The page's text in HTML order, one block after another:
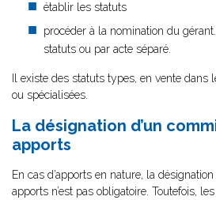
établir les statuts
procéder à la nomination du
statuts ou par acte séparé.
Il existe des statuts types, en vente
ou spécialisées.
La désignation d’un
apports
En cas d’apports en nature, la
apports n’est pas obligatoire. Toutefois,